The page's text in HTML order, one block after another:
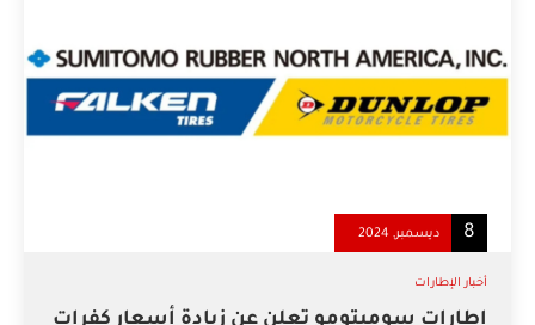
8 ديسمبر, 2024
أخبار الإطارات
إطارات سوميتومو تعلن عن زيادة أسعار كفرات